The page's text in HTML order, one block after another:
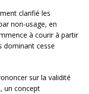
clarifié les
non-usage, en
à courir à partir
dominant cesse
sur la validité
, un concept